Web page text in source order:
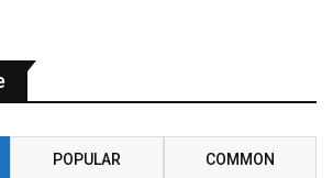
POPULAR COMMON